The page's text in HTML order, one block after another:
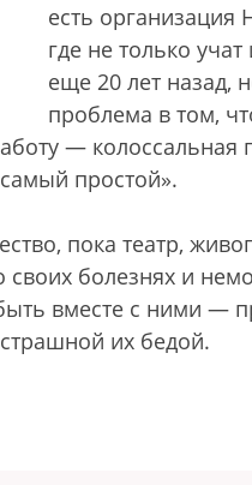
есть организация
где не только
еще 20 лет назад,
проблема в том,
—
простой».
пока театр,
своих болезнях и
вместе с ними —
их бедой.